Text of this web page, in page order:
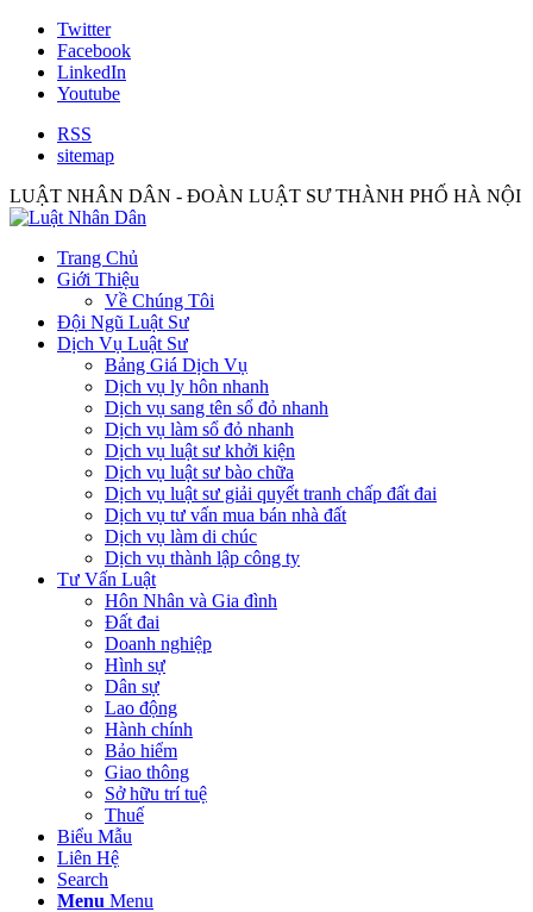
Twitter
Facebook
LinkedIn
Youtube
RSS
sitemap
LUẬT NHÂN DÂN - ĐOÀN LUẬT SƯ THÀNH PHỐ HÀ NỘI
Trang Chủ
Giới Thiệu
Về Chúng Tôi
Đội Ngũ Luật Sư
Dịch Vụ Luật Sư
Bảng Giá Dịch Vụ
Dịch vụ ly hôn nhanh
Dịch vụ sang tên sổ đỏ nhanh
Dịch vụ làm sổ đỏ nhanh
Dịch vụ luật sư khởi kiện
Dịch vụ luật sư bào chữa
Dịch vụ luật sư giải quyết tranh chấp đất đai
Dịch vụ tư vấn mua bán nhà đất
Dịch vụ làm di chúc
Dịch vụ thành lập công ty
Tư Vấn Luật
Hôn Nhân và Gia đình
Đất đai
Doanh nghiệp
Hình sự
Dân sự
Lao động
Hành chính
Bảo hiểm
Giao thông
Sở hữu trí tuệ
Thuế
Biểu Mẫu
Liên Hệ
Search
Menu Menu